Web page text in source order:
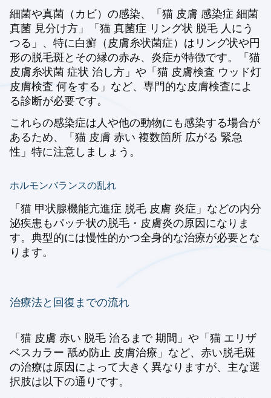
細菌や真菌（カビ）の感染、「猫 皮膚 感染症 細菌
真菌 見分け方」「猫 真菌症 リング状 脱毛 人にう
つる」、特に白癬（皮膚糸状菌症）はリング状や円
形の脱毛斑とその縁の赤み、炎症が特徴です。「猫
皮膚糸状菌 症状 治し方」や「猫 皮膚検査 ウッド灯
皮膚検査 何をする」など、専門的な皮膚検査によ
る診断が必要です。
これらの感染症は人や他の動物にも感染する場合が
あるため、「猫 皮膚 赤い 複数箇所 広がる 緊急
性」特に注意しましょう。
ホルモンバランスの乱れ
「猫 甲状腺機能亢進症 脱毛 皮膚 炎症」などの内分
泌疾患もパッチ状の脱毛・皮膚炎の原因になりま
す。典型的には慢性的かつ全身的な治療が必要とな
ります。
治療法と回復までの流れ
「猫 皮膚 赤い 脱毛 治るまで 期間」や「猫 エリザ
ベスカラー 舐め防止 皮膚治療」など、赤い脱毛斑
の治療は原因によって大きく異なりますが、主な選
択肢は以下の通りです。